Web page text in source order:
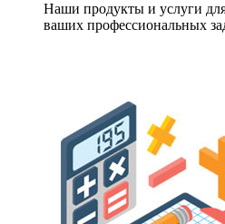
Наши продукты и услуги
ваших профессиональных